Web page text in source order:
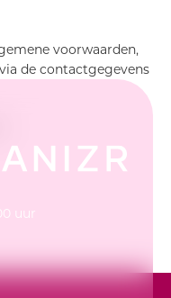
voorwaarden,
de contactgegevens
uur